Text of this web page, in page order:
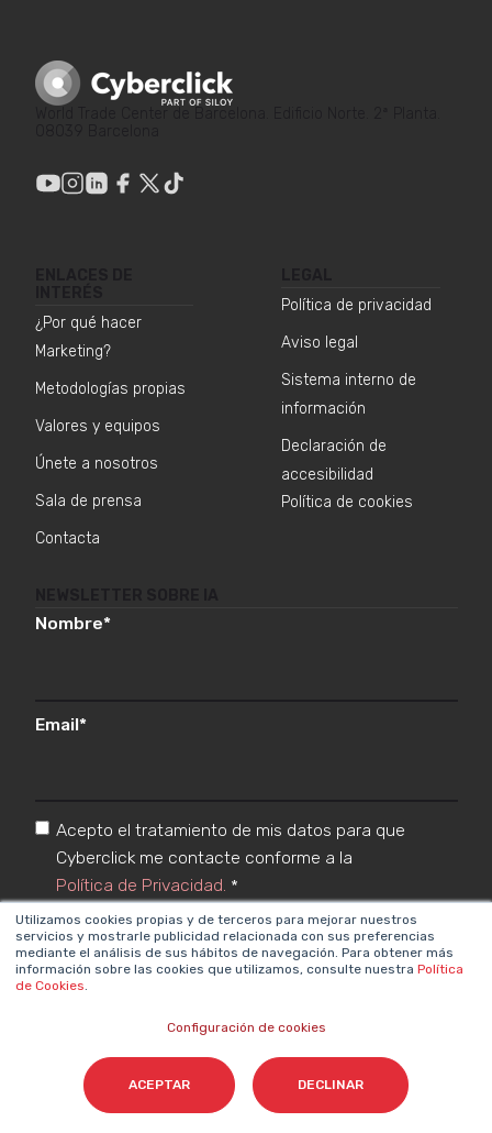
Utilizamos cookies propias y de terceros para mejorar nuestros
servicios y mostrarle publicidad relacionada con sus preferencias
mediante el análisis de sus hábitos de navegación. Para obtener más
información sobre las cookies que utilizamos, consulte nuestra Política
de Cookies.
Configuración de cookies
ACEPTAR DECLINAR
¿Por qué hacer
Marketing?
Metodologías propias
Valores y equipos
Únete a nosotros
Sala de prensa
Contacta
Política de privacidad
Aviso legal
Sistema interno de
información
Declaración de
accesibilidad
Política de cookies
Nombre*
Email*
Acepto el tratamiento de mis datos para que
Cyberclick me contacte conforme a la
Política de Privacidad. *
Cyberclick @ 2026. Todos los derechos reservados